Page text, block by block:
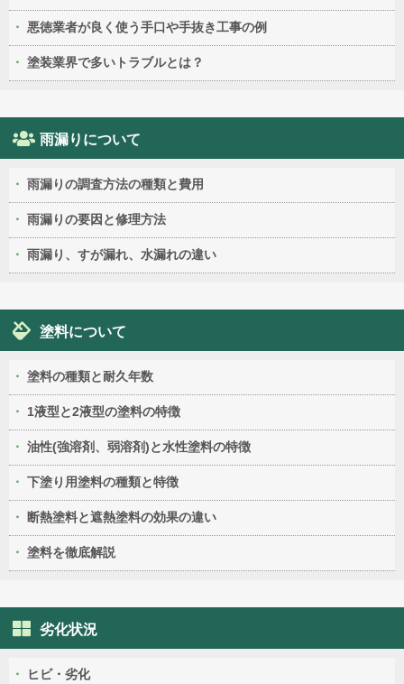
悪徳業者が良く使う手口や手抜き工事の例
塗装業界で多いトラブルとは？
雨漏りについて
雨漏りの調査方法の種類と費用
雨漏りの要因と修理方法
雨漏り、すが漏れ、水漏れの違い
塗料について
塗料の種類と耐久年数
1液型と2液型の塗料の特徴
油性(強溶剤、弱溶剤)と水性塗料の特徴
下塗り用塗料の種類と特徴
断熱塗料と遮熱塗料の効果の違い
塗料を徹底解説
劣化状況
ヒビ・劣化